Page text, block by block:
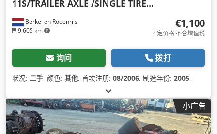
Berkel en Rodenrijs
9,605 km
11S/TRAILER AXLE /SINGLE TIRE...
€1,100
固定价格 不含增值税
询问 拨打
状况: 二手, 颜色: 其他, 首次注册: 08/2006, 制造年份: 2005,
小广告